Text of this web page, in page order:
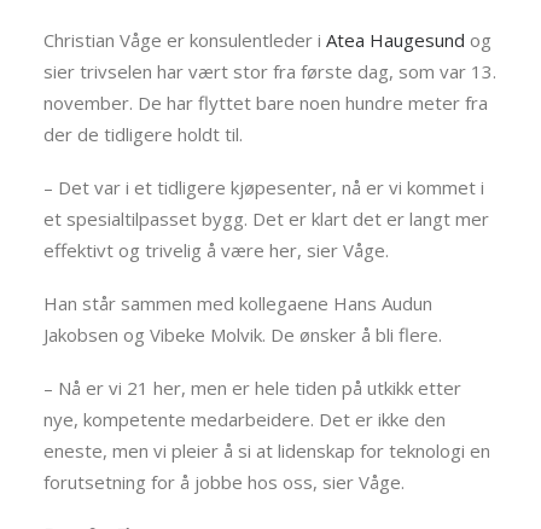
Christian Våge er konsulentleder i Atea Haugesund og
sier trivselen har vært stor fra første dag, som var 13.
november. De har flyttet bare noen hundre meter fra
der de tidligere holdt til.
– Det var i et tidligere kjøpesenter, nå er vi kommet i
et spesialtilpasset bygg. Det er klart det er langt mer
effektivt og trivelig å være her, sier Våge.
Han står sammen med kollegaene Hans Audun
Jakobsen og Vibeke Molvik. De ønsker å bli flere.
– Nå er vi 21 her, men er hele tiden på utkikk etter
nye, kompetente medarbeidere. Det er ikke den
eneste, men vi pleier å si at lidenskap for teknologi en
forutsetning for å jobbe hos oss, sier Våge.